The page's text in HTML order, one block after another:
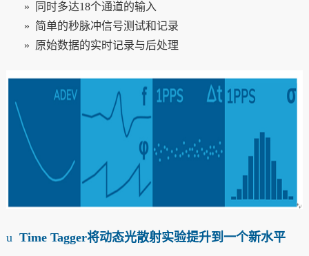
»
同时多达18个通道的输入
» 简单的秒脉冲信号测试和记录
» 原始数据的实时记录与后处理
u Time Tagger将动态光散射实验提升到一个新水平